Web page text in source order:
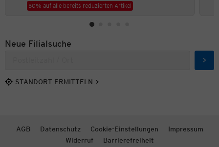
50% auf alle bereits reduzierten Artikel
Neue Filialsuche
STANDORT ERMITTELN
AGB Datenschutz Cookie-Einstellungen
Impressum
Widerruf
Barrierefreiheit